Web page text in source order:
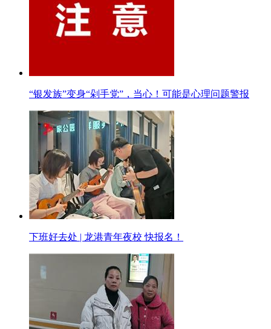
“银发族”变身“剁手党”，当心！可能是心理问题警报
下班好去处 | 龙港青年夜校 快报名！